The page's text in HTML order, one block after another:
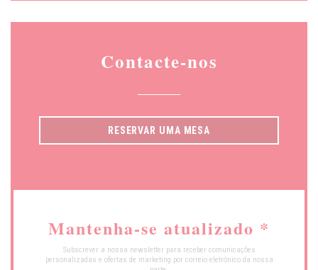
Contacte-nos
RESERVAR UMA MESA
Mantenha-se atualizado *
Subscrever a nossa newsletter para receber comunicações
personalizadas e ofertas de marketing por correio eletrónico da nossa